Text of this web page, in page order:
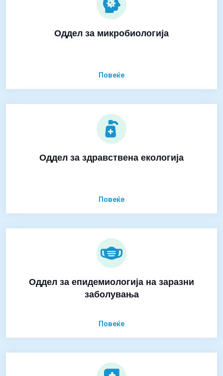
Оддел за микробиологија
Повеќе
Оддел за здравствена екологија
Повеќе
Оддел за епидемиологија на заразни
заболувања
Повеќе